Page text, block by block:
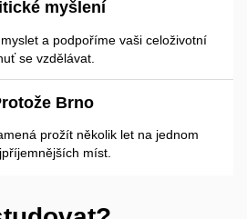
myšlení
a podpoříme vaši celoživotní
se vzdělávat.
Brno
prožít několik let na jednom
míst.